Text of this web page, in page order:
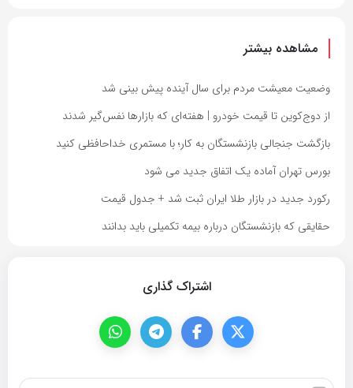
مشاهده بیشتر
وضعیت معیشت مردم برای سال آینده پیش بینی شد
از دوج‌کوین تا قیمت خودرو | هفته‌ای که بازارها نفس‌گیر شدند
بازگشت جنجالی بازنشستگان به کار؛ با مستمری خداحافظی کنید
بورس تهران آماده یک اتفاق جدید می شود
رکورد جدید در بازار طلا ایران ثبت شد + جدول قیمت
حقایقی که بازنشستگان درباره بیمه تکمیلی باید بدانند
اشتراک گذاری